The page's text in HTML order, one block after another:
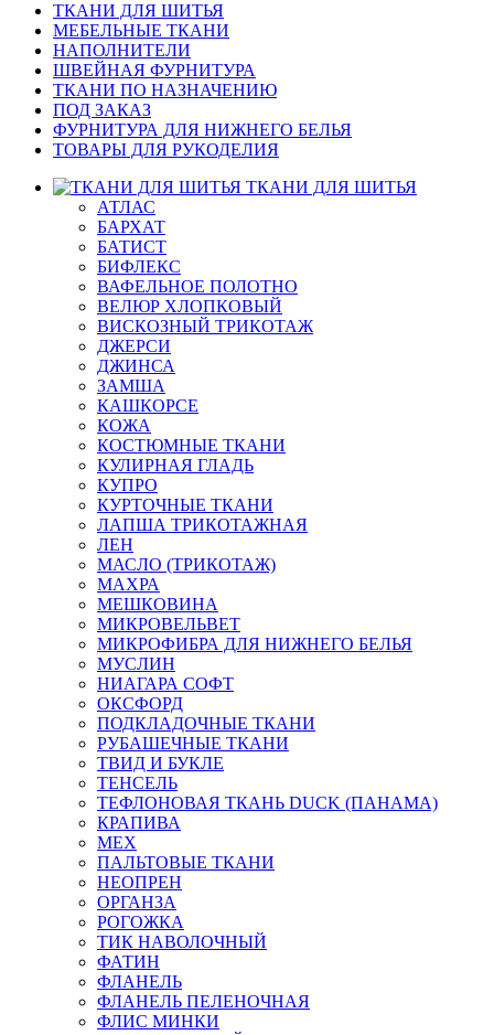
ТКАНИ ДЛЯ ШИТЬЯ
МЕБЕЛЬНЫЕ ТКАНИ
НАПОЛНИТЕЛИ
ШВЕЙНАЯ ФУРНИТУРА
ТКАНИ ПО НАЗНАЧЕНИЮ
ПОД ЗАКАЗ
ФУРНИТУРА ДЛЯ НИЖНЕГО БЕЛЬЯ
ТОВАРЫ ДЛЯ РУКОДЕЛИЯ
ТКАНИ ДЛЯ ШИТЬЯ
АТЛАС
БАРХАТ
БАТИСТ
БИФЛЕКС
ВАФЕЛЬНОЕ ПОЛОТНО
ВЕЛЮР ХЛОПКОВЫЙ
ВИСКОЗНЫЙ ТРИКОТАЖ
ДЖЕРСИ
ДЖИНСА
ЗАМША
КАШКОРСЕ
КОЖА
КОСТЮМНЫЕ ТКАНИ
КУЛИРНАЯ ГЛАДЬ
КУПРО
КУРТОЧНЫЕ ТКАНИ
ЛАПША ТРИКОТАЖНАЯ
ЛЕН
МАСЛО (ТРИКОТАЖ)
МАХРА
МЕШКОВИНА
МИКРОВЕЛЬВЕТ
МИКРОФИБРА ДЛЯ НИЖНЕГО БЕЛЬЯ
МУСЛИН
НИАГАРА СОФТ
ОКСФОРД
ПОДКЛАДОЧНЫЕ ТКАНИ
РУБАШЕЧНЫЕ ТКАНИ
ТВИД И БУКЛЕ
ТЕНСЕЛЬ
ТЕФЛОНОВАЯ ТКАНЬ DUCK (ПАНАМА)
КРАПИВА
МЕХ
ПАЛЬТОВЫЕ ТКАНИ
НЕОПРЕН
ОРГАНЗА
РОГОЖКА
ТИК НАВОЛОЧНЫЙ
ФАТИН
ФЛАНЕЛЬ
ФЛАНЕЛЬ ПЕЛЕНОЧНАЯ
ФЛИС МИНКИ